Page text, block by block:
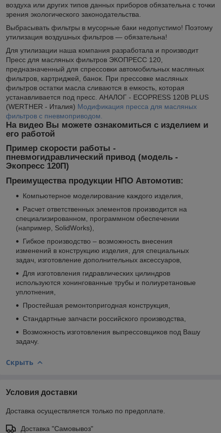
воздуха или других типов данных приборов обязательна с точки
зрения экологического законодательства.
Выбрасывать фильтры в мусорные баки недопустимо! Поэтому
утилизация воздушных фильтров — обязательна!
Для утилизации наша компания разработала и производит
Пресс для масляных фильтров ЭКОПРЕСС 120,
предназначенный для спрессовки автомобильных масляных
фильтров, картриджей, банок. При прессовке масляных
фильтров остатки масла сливаются в емкость, которая
устанавливается под пресс. АНАЛОГ - ECOPRESS 120B PLUS
(WERTHER - Италия) Модификация пресса для масляных
фильтров с пневмоприводом.
На видео Вы можете ознакомиться с изделием и
его работой
Пример скорости работы -
пневмогидравлический привод (модель -
Экопресс 120П)
Преимущества продукции НПО Автомотив:
Компьютерное моделирование каждого изделия,
Расчет ответственных элементов производится на
специализированном, программном обеспечении
(например, SolidWorks),
Гибкое производство – возможность внесения
изменений в конструкцию изделия, для специальных
задач, изготовление дополнительных аксессуаров,
Для изготовления гидравлических цилиндров
используются хонингованные трубы и полиуретановые
уплотнения,
Простейшая ремонтопригодная конструкция,
Стандартные запчасти российского производства,
Возможность изготовления выпрессовщиков под Вашу
задачу.
Скрыть
Условия доставки
Доставка осуществляется только по предоплате.
Доставка "Самовывоз"